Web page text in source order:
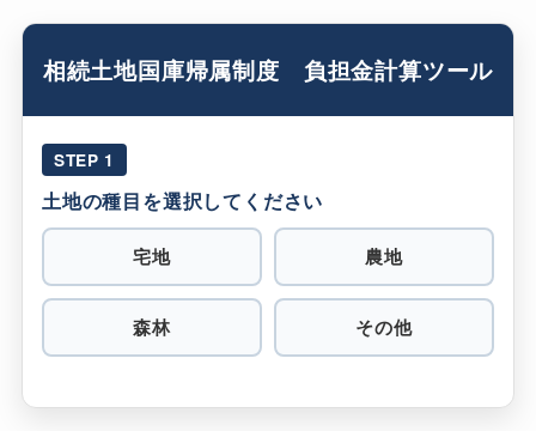
相続土地国庫帰属制度 負担金計算ツール
STEP 1
土地の種目を選択してください
宅地 農地
森林 その他